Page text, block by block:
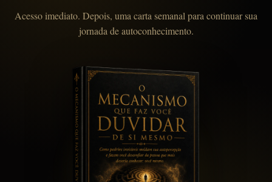
Acesso imediato. Depois, uma carta semanal para continuar sua
jornada de autoconhecimento.